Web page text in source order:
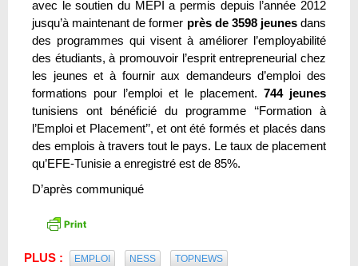
avec le soutien du MEPI a permis depuis l’année 2012
jusqu’à maintenant de former près de 3598 jeunesdans
des programmes qui visent à améliorer l’employabilité
des étudiants, à promouvoir l’esprit entrepreneurial chez
les jeunes et à fournir aux demandeurs d’emploi des
formations pour l’emploi et le placement. 744 jeunes
tunisiens ont bénéficié du programme ‘‘Formation à
l’Emploi et Placement’’, et ont été formés et placés dans
des emplois à travers tout le pays. Le taux de placement
qu’EFE-Tunisie a enregistré est de 85%.
D’après communiqué
PLUS : EMPLOI NESS TOPNEWS